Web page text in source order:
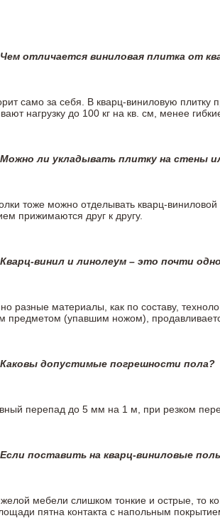
Чем отличается виниловая плитка от
само за себя. В кварц-виниловую
нагрузку до 100 кг на кв. см, менее
Можно ли укладывать плитку на стены
тоже можно отделывать кварц-
прижимаются друг к другу.
Кварц-винил и линолеум – это почти
разные материалы, как по составу,
предметом (упавшим ножом),
Каковы допустимые погрешности пола?
перепад до 5 мм на 1 м, при резком
Если поставить на кварц-виниловые
мебели слишком тонкие и острые, то
пятна контакта с напольным